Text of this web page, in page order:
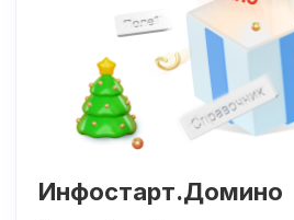
Инфостарт.Домино